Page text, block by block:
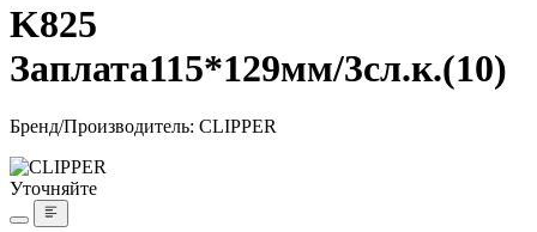
K825
Заплата115*129мм/3сл.к.(10)
Бренд/Производитель: CLIPPER
Уточняйте